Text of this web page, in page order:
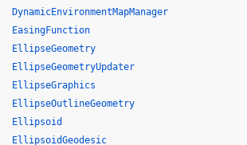
DynamicEnvironmentMapManager
EasingFunction
EllipseGeometry
EllipseGeometryUpdater
EllipseGraphics
EllipseOutlineGeometry
Ellipsoid
EllipsoidGeodesic